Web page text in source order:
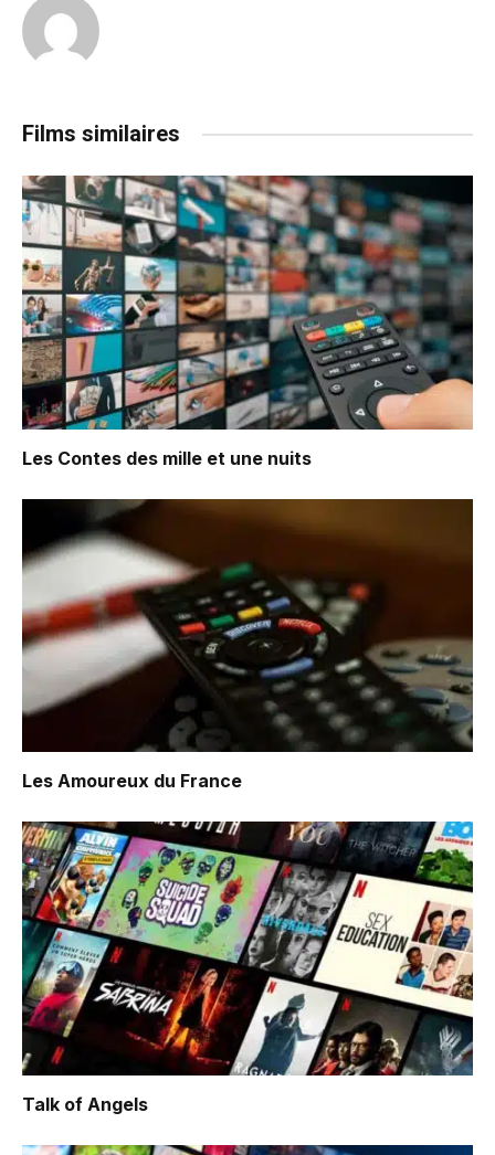
Films similaires
Les Contes des mille et une nuits
Les Amoureux du France
Talk of Angels